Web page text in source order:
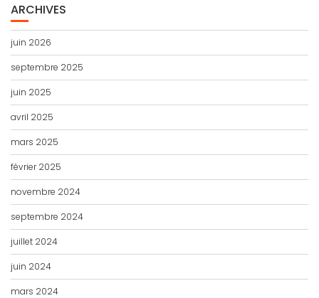
ARCHIVES
juin 2026
septembre 2025
juin 2025
avril 2025
mars 2025
février 2025
novembre 2024
septembre 2024
juillet 2024
juin 2024
mars 2024